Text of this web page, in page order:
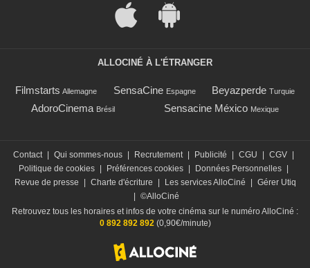
ALLOCINÉ À L'ÉTRANGER
Filmstarts Allemagne SensaCine Espagne Beyazperde Turquie
AdoroCinema Brésil Sensacine México Mexique
Contact | Qui sommes-nous | Recrutement | Publicité | CGU | CGV |
Politique de cookies | Préférences cookies | Données Personnelles |
Revue de presse
| Charte d'écriture | Les services AlloCiné | Gérer Utiq
| ©AlloCiné
Retrouvez tous les horaires et infos de votre cinéma sur le numéro AlloCiné :
0 892 892 892(0,90€/minute)